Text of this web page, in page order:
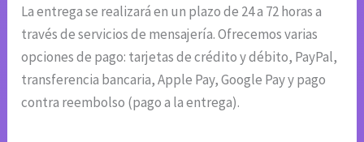
La entrega se realizará en un plazo de 24 a 72 horas a
través de servicios de mensajería. Ofrecemos varias
opciones de pago: tarjetas de crédito y débito, PayPal,
transferencia bancaria, Apple Pay, Google Pay y pago
contra reembolso (pago a la entrega).